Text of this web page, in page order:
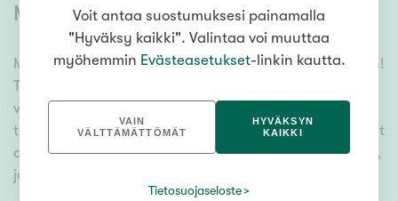
Asuntotyyppi
Kerros-/luhtitalo
Rivitalo/paritalo
Omakoti-/erillistalo
Maa- tai metsätila
Vapaa-ajan asunto
Myytävät asunnot (6337)
Meiltä löydät myytävät asunnot, oli tarpeesi mikä vain!
Tuhansien kohteiden ja satojen kiinteistönvälittäjien
verkostomme auttaa sinua kenties elämäsi
tärkeimmässä päätöksessä. Katso alta kaikki myytävät
asunnot. Hyödynnä myös kätevää hakutyökaluamme,
jonka avulla löydät omien toiveidesi mukaisen kodin.
Voit antaa suostumuksesi painamalla
"Hyväksy kaikki". Valintaa voi muuttaa
myöhemmin Evästeasetukset-linkin kautta.
VAIN
VÄLTTÄMÄTTÖMÄT
HYVÄKSYN
KAIKKI
Tietosuojaseloste